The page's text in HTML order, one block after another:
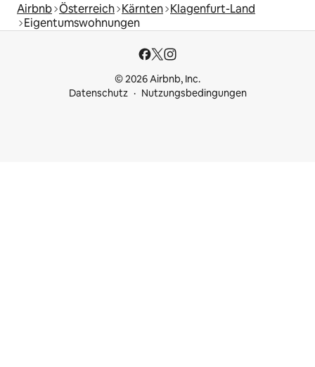
Airbnb Österreich Kärnten Klagenfurt-Land
Eigentumswohnungen
© 2026 Airbnb, Inc.
Datenschutz
Nutzungsbedingungen